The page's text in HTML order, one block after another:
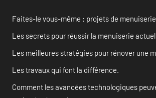
Faites-le vous-même : projets de
Les secrets pour réussir la menuiserie
Les meilleures stratégies pour rénover une
Les travaux qui font la différence.
Comment les avancées technologiques